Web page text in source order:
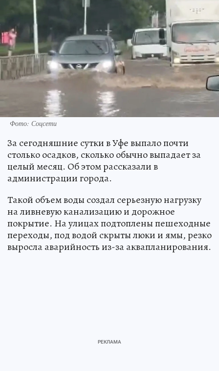
Фото: Соцсети
За сегодняшние сутки в Уфе выпало почти
столько осадков, сколько обычно выпадает за
целый месяц. Об этом рассказали в
администрации города.
Такой объем воды создал серьезную нагрузку
на ливневую канализацию и дорожное
покрытие. На улицах подтоплены пешеходные
переходы, под водой скрыты люки и ямы, резко
выросла аварийность из-за аквапланирования.